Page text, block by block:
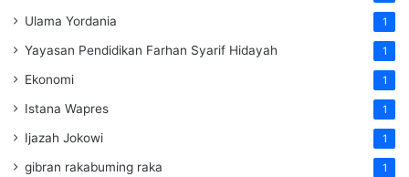
Ulama Yordania 1
Yayasan Pendidikan Farhan Syarif Hidayah 1
Ekonomi 1
Istana Wapres 1
Ijazah Jokowi 1
gibran rakabuming raka 1